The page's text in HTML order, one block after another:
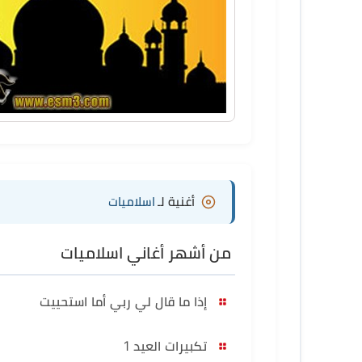
أغنية لـ اسلاميات
من أشهر أغاني اسلاميات
إذا ما قال لي ربي أما استحييت
تكبيرات العيد 1